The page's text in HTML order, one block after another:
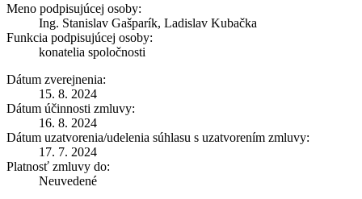
Meno podpisujúcej osoby:
Ing. Stanislav Gašparík, Ladislav Kubačka
Funkcia podpisujúcej osoby:
konatelia spoločnosti
Dátum zverejnenia:
15. 8. 2024
Dátum účinnosti zmluvy:
16. 8. 2024
Dátum uzatvorenia/udelenia súhlasu s uzatvorením zmluvy:
17. 7. 2024
Platnosť zmluvy do:
Neuvedené